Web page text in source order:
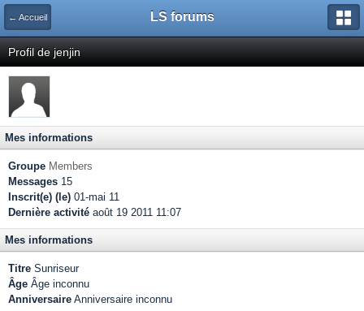
← Accueil LS forums
Profil de jenjin
Mes informations
Groupe Members
Messages 15
Inscrit(e) (le) 01-mai 11
Dernière activité août 19 2011 11:07
Mes informations
Titre Sunriseur
Âge Âge inconnu
Anniversaire Anniversaire inconnu